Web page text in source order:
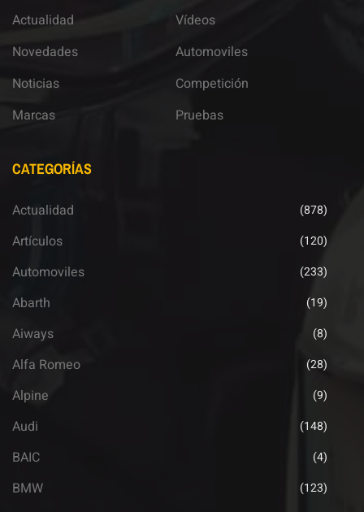
Actualidad
Novedades
Noticias
Marcas
Vídeos
Automoviles
Competición
Pruebas
CATEGORÍAS
Actualidad (878)
Artículos (120)
Automoviles (233)
Abarth (19)
Aiways (8)
Alfa Romeo (28)
Alpine (9)
Audi (148)
BAIC (4)
BMW (123)